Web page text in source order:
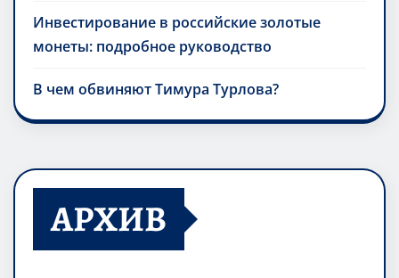
Инвестирование в российские золотые
монеты: подробное руководство
В чем обвиняют Тимура Турлова?
АРХИВ